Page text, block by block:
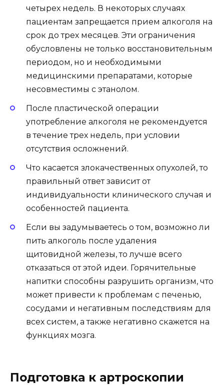
четырех недель. В некоторых случаях
пациентам запрещается прием алкоголя на
срок до трех месяцев. Эти ограничения
обусловлены не только восстановительным
периодом, но и необходимыми
медицинскими препаратами, которые
несовместимы с этанолом.
После пластической операции
употребление алкоголя не рекомендуется
в течение трех недель, при условии
отсутствия осложнений.
Что касается злокачественных опухолей, то
правильный ответ зависит от
индивидуальности клинического случая и
особенностей пациента.
Если вы задумываетесь о том, возможно ли
пить алкоголь после удаления
щитовидной железы, то лучше всего
отказаться от этой идеи. Горячительные
напитки способны разрушить организм, что
может привести к проблемам с печенью,
сосудами и негативным последствиям для
всех систем, а также негативно скажется на
функциях мозга.
Подготовка к артроскопии